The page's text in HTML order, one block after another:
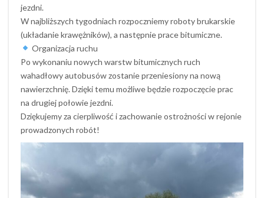
jezdni.
W najbliższych tygodniach rozpoczniemy roboty brukarskie
(układanie krawężników), a następnie prace bitumiczne.
Organizacja ruchu
Po wykonaniu nowych warstw bitumicznych ruch
wahadłowy autobusów zostanie przeniesiony na nową
nawierzchnię. Dzięki temu możliwe będzie rozpoczęcie prac
na drugiej połowie jezdni.
Dziękujemy za cierpliwość i zachowanie ostrożności w rejonie
prowadzonych robót!